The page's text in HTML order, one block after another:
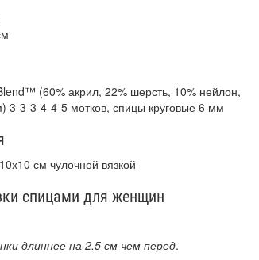
(60% акрил, 22% шерсть, 10% нейлон,
3-3-3-4-4-5 мотков, спицы круговые 6 мм
см чулочной вязкой
спицами для женщин
длиннее на 2.5 см чем перед.